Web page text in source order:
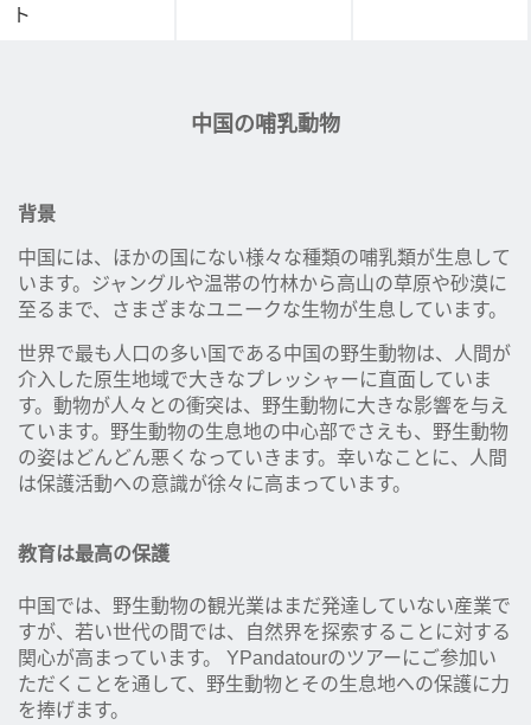
ト
中国の哺乳動物
背景
中国には、ほかの国にない様々な種類の哺乳類が生息して
います。ジャングルや温帯の竹林から高山の草原や砂漠に
至るまで、さまざまなユニークな生物が生息しています。
世界で最も人口の多い国である中国の野生動物は、人間が
介入した原生地域で大きなプレッシャーに直面していま
す。動物が人々との衝突は、野生動物に大きな影響を与え
ています。野生動物の生息地の中心部でさえも、野生動物
の姿はどんどん悪くなっていきます。幸いなことに、人間
は保護活動への意識が徐々に高まっています。
教育は最高の保護
中国では、野生動物の観光業はまだ発達していない産業で
すが、若い世代の間では、自然界を探索することに対する
関心が高まっています。 YPandatourのツアーにご参加い
ただくことを通して、野生動物とその生息地への保護に力
を捧げます。